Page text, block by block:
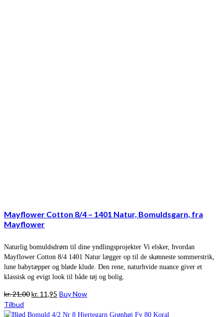
Mayflower Cotton 8/4 – 1401 Natur, Bomuldsgarn, fra
Mayflower
Naturlig bomuldsdrøm til dine yndlingsprojekter Vi elsker, hvordan
Mayflower Cotton 8/4 1401 Natur lægger op til de skønneste sommerstrik,
lune babytæpper og bløde klude. Den rene, naturhvide nuance giver et
klassisk og evigt look til både tøj og bolig.
kr.21,00Den
pris
kr. 11,95 Den
pris
Buy Now
Tilbud